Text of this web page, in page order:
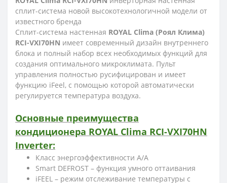
сплит-система новой высокотехнологичной модели от
известного бренда
Сплит-система настенная ROYAL Clima (Роял Клима)
RCI-VXI70HN имеет современный дизайн внутреннего
блока и полный набор всех необходимых функций для
создания оптимального микроклимата. Пульт
управления полностью русифицирован и имеет
функцию iFeel, с помощью которой автоматически
регулируется температура воздуха.
Основные преимущества
кондиционера ROYAL Clima RCI-VXI70HN
Inverter:
Класс энергоэффективности A/A
Smart DEFROST – функция умного оттаивания
iFEEL – режим отслеживание температуры с